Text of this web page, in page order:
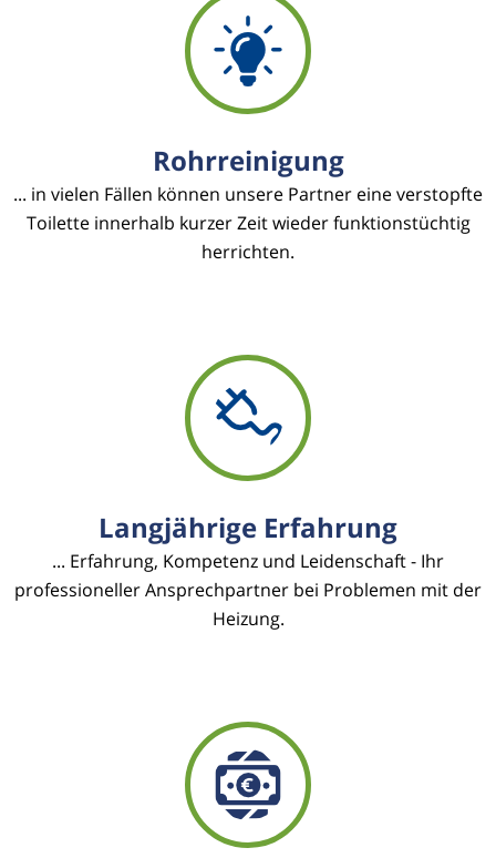
Rohrreinigung
... in vielen Fällen können unsere Partner eine verstopfte
Toilette innerhalb kurzer Zeit wieder funktionstüchtig
herrichten.
Langjährige Erfahrung
... Erfahrung, Kompetenz und Leidenschaft - Ihr
professioneller Ansprechpartner bei Problemen mit der
Heizung.